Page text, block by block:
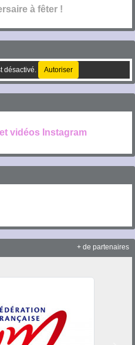
à fêter !
désactivé. Autoriser
vidéos Instagram
+ de partenaires